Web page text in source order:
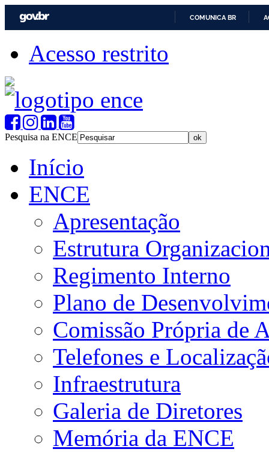
COMUNICA BR
Acesso restrito
Pesquisa na ENCE
Início
ENCE
Apresentação
Estrutura
Regimento Interno
Plano de
Comissão Própria de
Telefones e
Infraestrutura
Galeria de Diretores
Memória da ENCE